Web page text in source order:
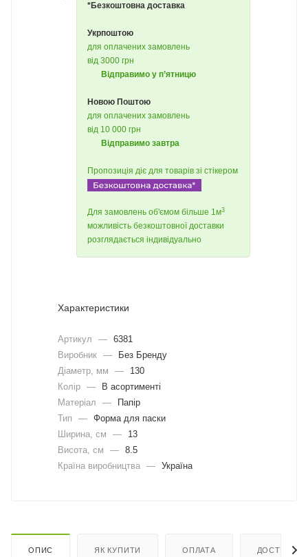
*Безкоштовна доставка
Укрпоштою
для оплачених замовлень
від 3000 грн
Відправимо у п’ятницю
Новою Поштою
для оплачених замовлень
від 10 000 грн
Відправимо завтра
Пропозиція діє для товарів зі стікером
Для замовлень об'ємом більше 1м3
можливість безкоштовної доставки
розглядається індивідуально
Характеристики
Артикул — 6381
Виробник —
Без Бренду
Діаметр, мм
—
130
Колір —
В асортименті
Матеріал
—
Папір
Тип
— Форма для паски
Ширина, cм
—
13
Висота, см
— 8.5
Країна виробництва — Україна
ОПИС ЯК КУПИТИ ОПЛАТА ДОСТАВКА